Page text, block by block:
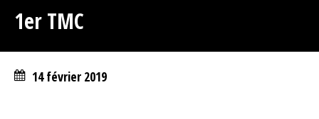
1er TMC
14 février 2019